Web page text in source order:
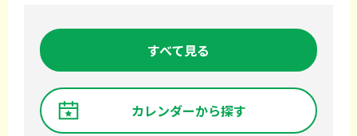
すべて見る
カレンダーから探す